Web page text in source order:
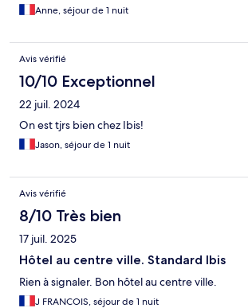
Anne, séjour de 1 nuit
Avis vérifié
10/10 Exceptionnel
22 juil. 2024
On est tjrs bien chez Ibis!
Jason, séjour de 1 nuit
Avis vérifié
8/10 Très bien
17 juil. 2025
Hôtel au centre ville. Standard Ibis
Rien à signaler. Bon hôtel au centre ville.
J FRANCOIS, séjour de 1 nuit